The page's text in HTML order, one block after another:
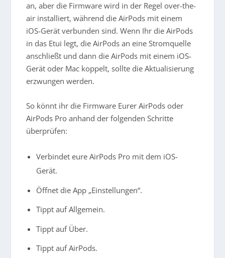
an, aber die Firmware wird in der Regel over-the-
air installiert, während die AirPods mit einem
iOS-Gerät verbunden sind. Wenn Ihr die AirPods
in das Etui legt, die AirPods an eine Stromquelle
anschließt und dann die AirPods mit einem iOS-
Gerät oder Mac koppelt, sollte die Aktualisierung
erzwungen werden.
So könnt ihr die Firmware Eurer AirPods oder
AirPods Pro anhand der folgenden Schritte
überprüfen:
Verbindet eure AirPods Pro mit dem iOS-
Gerät.
Öffnet die App „Einstellungen“.
Tippt auf Allgemein.
Tippt auf Über.
Tippt auf AirPods.